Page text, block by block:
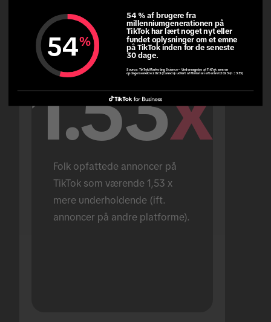
1.53x
Folk opfattede annoncer på
TikTok som værende 1,53 x
mere underholdende (ift.
annoncer på andre platforme).
54%
54 % af brugere fra
millenniumgenerationen på
TikTok har lært noget nyt eller
fundet oplysninger om et emne
på TikTok inden for de seneste
30 dage.
Source: TikTok Marketing Science – Undersøgelse af TikTok som en
opdagelseskilde 2023 (Canada) udført af Material i efteråret 2023 (n = 335)